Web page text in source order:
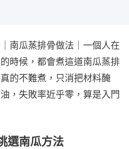
南瓜蒸排骨做法｜一個人在
時候，都會煮這道南瓜蒸排
的不難煮，只消把材料醃
，失敗率近乎零，算是入門
選南瓜方法